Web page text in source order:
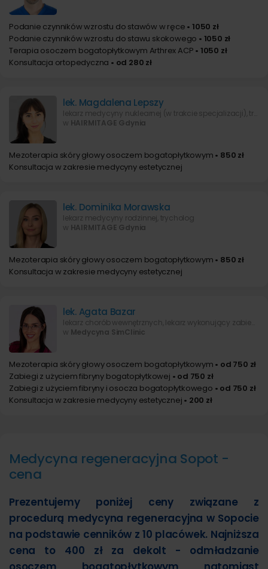
Podanie czynników wzrostu do stawów w ręce • 1050 zł
Podanie czynników wzrostu do stawu skokowego • 1050 zł
Terapia osoczem bogatopłytkowym Arthrex ACP • 1050 zł
Konsultacja ortopedyczna • od 280 zł
lek. Magdalena Lepszy
lekarz medycyny nuklearnej (w trakcie specjalizacji), trycholog
w HAIRMITAGE Gdynia
Mezoterapia skóry głowy osoczem bogatopłytkowym • 850 zł
Konsultacja w zakresie medycyny estetycznej
lek. Dominika Morawska
lekarz medycyny rodzinnej, trycholog
w HAIRMITAGE Gdynia
Mezoterapia skóry głowy osoczem bogatopłytkowym • 850 zł
Konsultacja w zakresie medycyny estetycznej
lek. Agata Bazar
lekarz chorób wewnętrznych, lekarz wykonujący zabiegi medycyny estetycznej
w Medycyna SimClinic
Mezoterapia skóry głowy osoczem bogatopłytkowym • od 750 zł
Zabiegi z użyciem fibryny bogatopłytkowej • od 750 zł
Zabiegi z użyciem fibryny i osocza bogatopłytkowego • od 750 zł
Konsultacja w zakresie medycyny estetycznej • 200 zł
Medycyna regeneracyjna Sopot -
cena
Prezentujemy poniżej ceny związane z
procedurą medycyna regeneracyjna w Sopocie
na podstawie cenników z 10 placówek. Najniższa
cena to 400 zł za dekolt - odmładzanie